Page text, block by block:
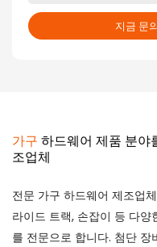
지금 문
가구 하드웨어 제품 분야
조업체
전문 가구 하드웨어 제조업
라이드 트랙, 손잡이 등 다
를 전문으로 합니다. 첨단